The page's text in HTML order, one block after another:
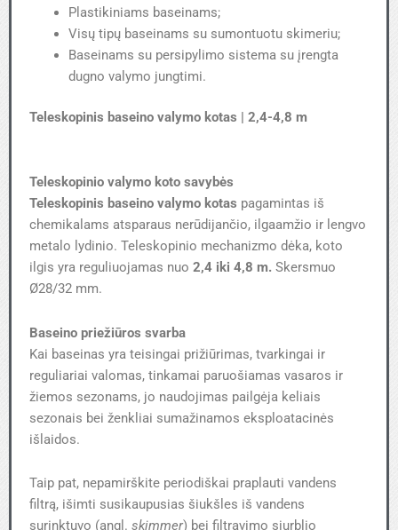
Plastikiniams baseinams;
Visų tipų baseinams su sumontuotu skimeriu;
Baseinams su persipylimo sistema su įrengta
dugno valymo jungtimi.
Teleskopinis baseino valymo kotas | 2,4-4,8 m
Teleskopinio valymo koto savybės
Teleskopinis baseino valymo kotas pagamintas iš
chemikalams atsparaus nerūdijančio, ilgaamžio ir lengvo
metalo lydinio. Teleskopinio mechanizmo dėka, koto
ilgis yra reguliuojamas nuo 2,4 iki 4,8 m. Skersmuo
Ø28/32 mm.
Baseino priežiūros svarba
Kai baseinas yra teisingai prižiūrimas, tvarkingai ir
reguliariai valomas, tinkamai paruošiamas vasaros ir
žiemos sezonams, jo naudojimas pailgėja keliais
sezonais bei ženkliai sumažinamos eksploatacinės
išlaidos.
Taip pat, nepamirškite periodiškai praplauti vandens
filtrą, išimti susikaupusias šiukšles iš vandens
surinktuvo (angl. skimmer) bei filtravimo siurblio